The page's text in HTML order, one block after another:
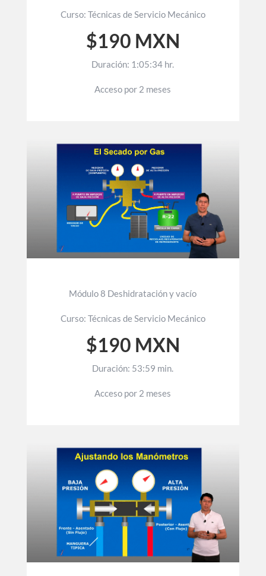
Curso: Técnicas de Servicio Mecánico
$190 MXN
Duración: 1:05:34 hr.
Acceso por 2 meses
Módulo 8 Deshidratación y vacío
Curso: Técnicas de Servicio Mecánico
$190 MXN
Duración: 53:59 min.
Acceso por 2 meses